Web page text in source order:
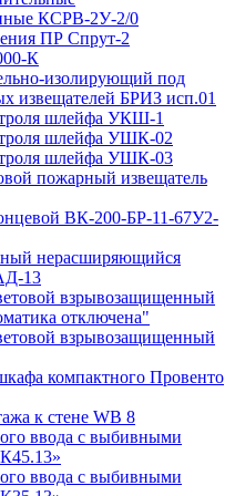
КСРВ-2У-2/0
ПР Спрут-2
К
изолирующий под
извещателей БРИЗ исп.01
шлейфа УКШ-1
шлейфа УШК-02
шлейфа УШК-03
пожарный извещатель
ВК-200-БР-11-67У2-
нерасширяющийся
13
взрывозащищенный
отключена"
взрывозащищенный
компактного Провенто
к стене WB 8
ввода с выбивными
ввода с выбивными